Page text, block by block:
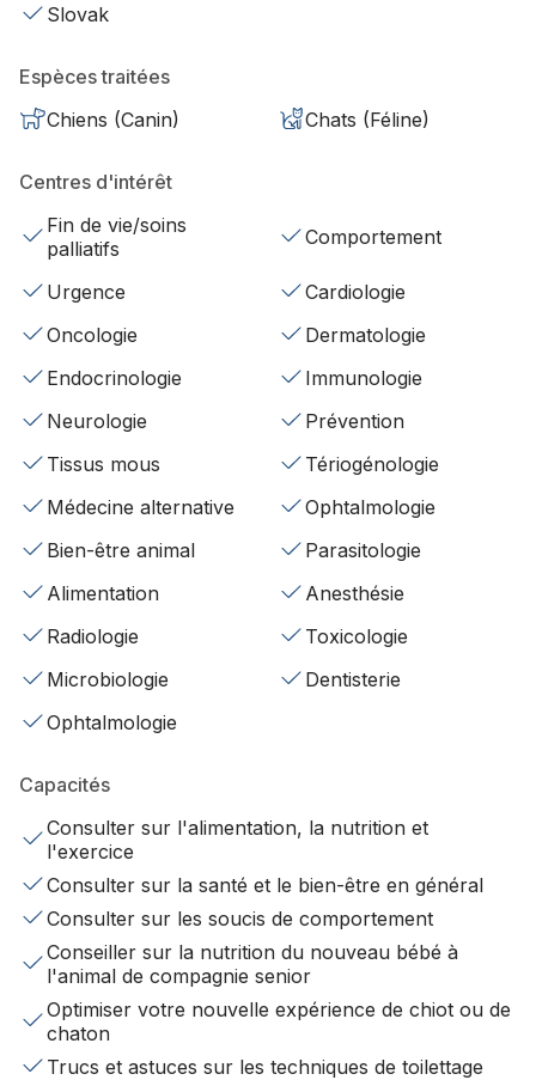
Slovak
Espèces traitées
Chiens (Canin)
Chats (Féline)
Centres d'intérêt
Fin de vie/soins
palliatifs
Comportement
Urgence
Cardiologie
Oncologie
Dermatologie
Endocrinologie
Immunologie
Neurologie
Prévention
Tissus mous
Tériogénologie
Médecine alternative
Ophtalmologie
Bien-être animal
Parasitologie
Alimentation
Anesthésie
Radiologie
Toxicologie
Microbiologie
Dentisterie
Ophtalmologie
Capacités
Consulter sur l'alimentation, la nutrition et
l'exercice
Consulter sur la santé et le bien-être en général
Consulter sur les soucis de comportement
Conseiller sur la nutrition du nouveau bébé à
l'animal de compagnie senior
Optimiser votre nouvelle expérience de chiot ou de
chaton
Trucs et astuces sur les techniques de toilettage